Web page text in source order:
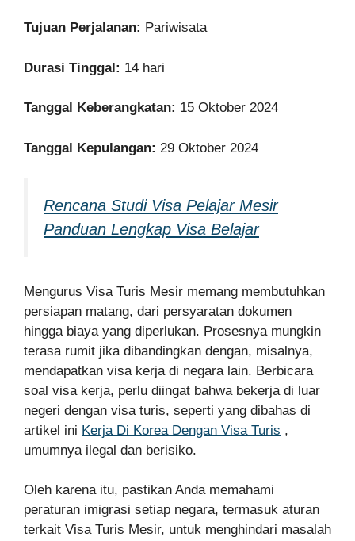
Tujuan Perjalanan: Pariwisata
Durasi Tinggal: 14 hari
Tanggal Keberangkatan: 15 Oktober 2024
Tanggal Kepulangan: 29 Oktober 2024
Rencana Studi Visa Pelajar Mesir
Panduan Lengkap Visa Belajar
Mengurus Visa Turis Mesir memang membutuhkan
persiapan matang, dari persyaratan dokumen
hingga biaya yang diperlukan. Prosesnya mungkin
terasa rumit jika dibandingkan dengan, misalnya,
mendapatkan visa kerja di negara lain. Berbicara
soal visa kerja, perlu diingat bahwa bekerja di luar
negeri dengan visa turis, seperti yang dibahas di
artikel ini Kerja Di Korea Dengan Visa Turis ,
umumnya ilegal dan berisiko.
Oleh karena itu, pastikan Anda memahami
peraturan imigrasi setiap negara, termasuk aturan
terkait Visa Turis Mesir, untuk menghindari masalah